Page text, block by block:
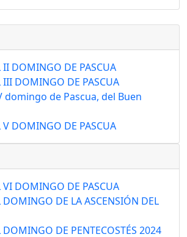
DOMINGO DE PASCUA
DOMINGO DE PASCUA
domingo de Pascua, del Buen
DOMINGO DE PASCUA
DOMINGO DE PASCUA
DE LA ASCENSIÓN DEL
DE PENTECOSTÉS 2024